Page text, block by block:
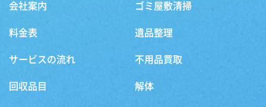
会社案内
料金表
サービスの流れ
回収品目
ゴミ屋敷清掃
遺品整理
不用品買取
解体